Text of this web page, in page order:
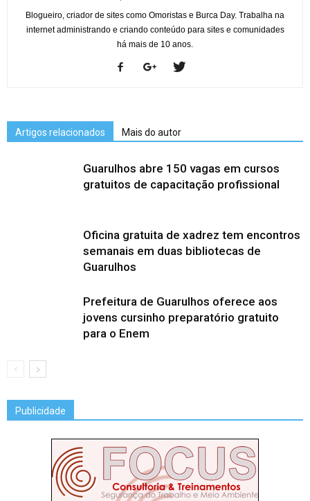
Blogueiro, criador de sites como Omoristas e Burca Day. Trabalha na
internet administrando e criando conteúdo para sites e comunidades
há mais de 10 anos.
Artigos relacionados Mais do autor
Guarulhos abre 150 vagas em cursos
gratuitos de capacitação profissional
Oficina gratuita de xadrez tem encontros
semanais em duas bibliotecas de
Guarulhos
Prefeitura de Guarulhos oferece aos
jovens cursinho preparatório gratuito
para o Enem
Publicidade